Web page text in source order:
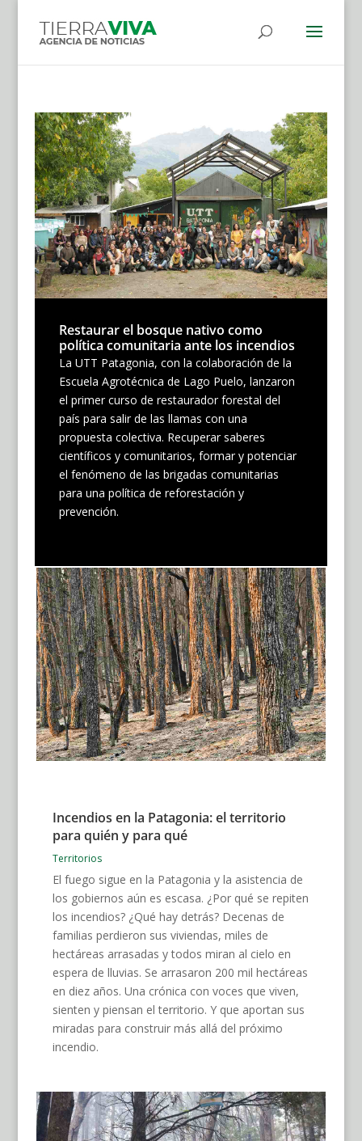
Restaurar el bosque nativo como
política comunitaria ante los incendios
La UTT Patagonia, con la colaboración de la
Escuela Agrotécnica de Lago Puelo, lanzaron
el primer curso de restaurador forestal del
país para salir de las llamas con una
propuesta colectiva. Recuperar saberes
científicos y comunitarios, formar y potenciar
el fenómeno de las brigadas comunitarias
para una política de reforestación y
prevención.
Incendios en la Patagonia: el territorio
para quién y para qué
Territorios
El fuego sigue en la Patagonia y la asistencia de
los gobiernos aún es escasa. ¿Por qué se repiten
los incendios? ¿Qué hay detrás? Decenas de
familias perdieron sus viviendas, miles de
hectáreas arrasadas y todos miran al cielo en
espera de lluvias. Se arrasaron 200 mil hectáreas
en diez años. Una crónica con voces que viven,
sienten y piensan el territorio. Y que aportan sus
miradas para construir más allá del próximo
incendio.